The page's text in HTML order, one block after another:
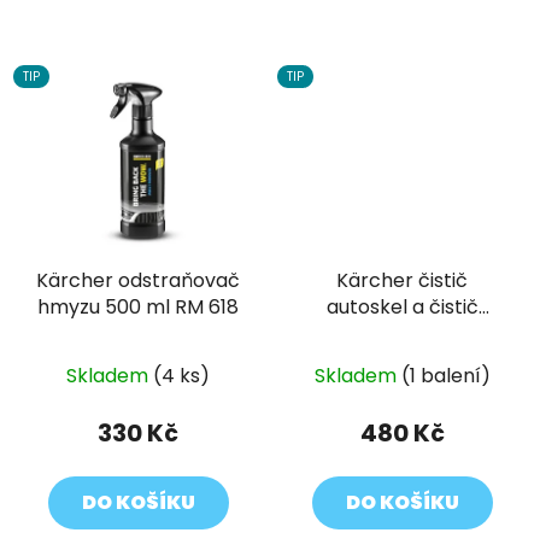
TIP
Kärcher odstraňovač
hmyzu 500 ml RM 618
Skladem (4 ks)
330 Kč
DO KOŠÍKU
TIP
Kärcher čistič
autoskel a čistič
650+ RM 651
Skladem (1 balení)
480 Kč
DO KOŠÍKU